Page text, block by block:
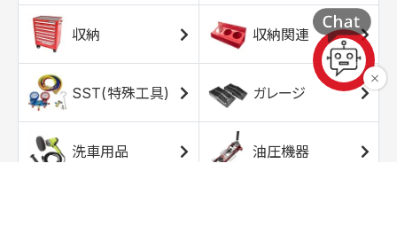
収納 収納関連
SST(特殊工具) ガレージ
洗車用品 油圧機器